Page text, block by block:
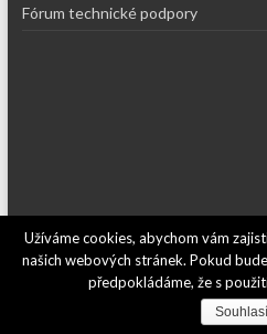
Fórum technické podpory
Copyright © 2026 Recepty kajf.cz .
Užíváme cookies, abychom vám
našich webových stránek. Pokud
předpokládáme, že s